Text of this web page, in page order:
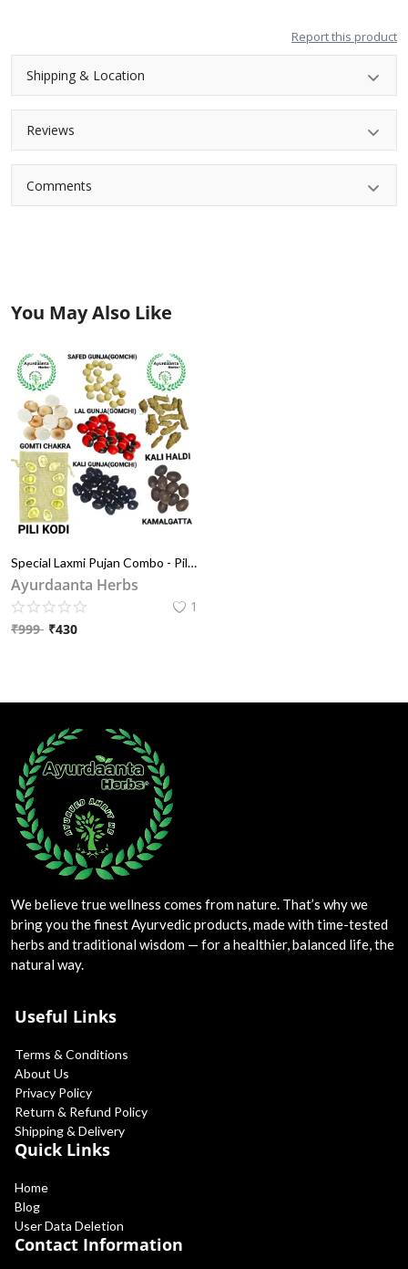
Report this product
Shipping & Location
Reviews
Comments
You May Also Like
Special Laxmi Pujan Combo - Pili laxmi Kodi | Gomti Chakra | Kali Haldi | Safed,Lal ,Kali Gomchi (Gunja,Chirmi) | Kamalgatta - Special Combo For Laxmi Pujan & Diwali Pujan | पीली लक्ष्मी कोड़ी | गोमती चक्र | काली हल्दी | सफेद,काली ,लाल गुँजा ( गोमची , चिरमी ) | कमलगट्टा-दीपावली पूजन एवं लक्ष्मी पूजन के लिये स्पेशल पेक
Ayurdaanta Herbs
1
₹999 ₹430
We believe true wellness comes from nature. That’s why we
bring you the finest Ayurvedic products, made with time-tested
herbs and traditional wisdom — for a healthier, balanced life, the
natural way.
Useful Links
Terms & Conditions
About Us
Privacy Policy
Return & Refund Policy
Shipping & Delivery
Quick Links
Home
Blog
User Data Deletion
Contact Information